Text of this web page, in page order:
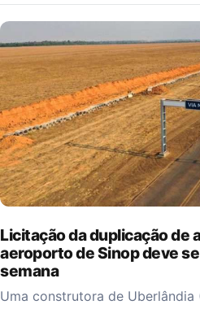
Licitação da duplicação de
aeroporto de Sinop deve
semana
Uma construtora de